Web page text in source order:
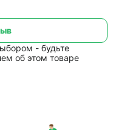
- будьте
об этом товаре